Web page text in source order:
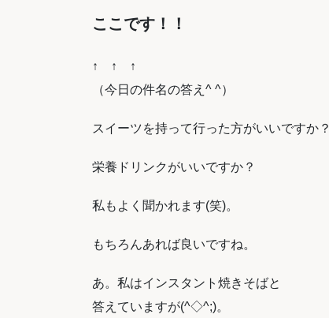
ここです！！
↑ ↑ ↑
（今日の件名の答え^ ^）
スイーツを持って行った方がいいですか？
栄養ドリンクがいいですか？
私もよく聞かれます(笑)。
もちろんあれば良いですね。
あ。私はインスタント焼きそばと
答えていますが(^◇^;)。